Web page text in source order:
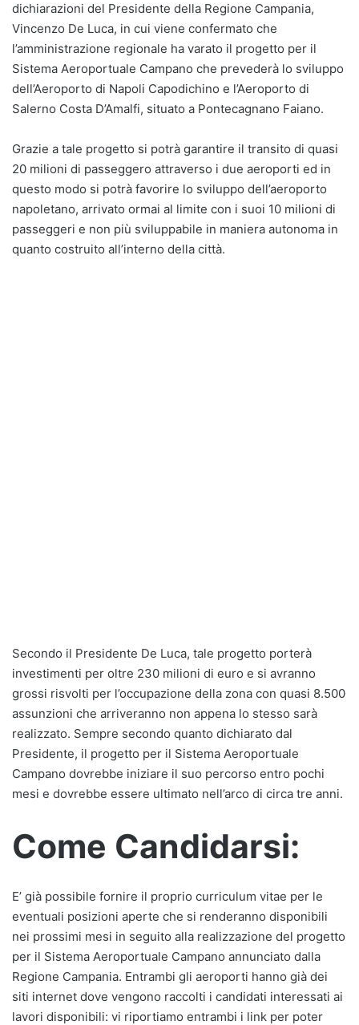
dichiarazioni del Presidente della Regione Campania,
Vincenzo De Luca, in cui viene confermato che
l’amministrazione regionale ha varato il progetto per il
Sistema Aeroportuale Campano che prevederà lo sviluppo
dell’Aeroporto di Napoli Capodichino e l’Aeroporto di
Salerno Costa D’Amalfi, situato a Pontecagnano Faiano.
Grazie a tale progetto si potrà garantire il transito di quasi
20 milioni di passeggero attraverso i due aeroporti ed in
questo modo si potrà favorire lo sviluppo dell’aeroporto
napoletano, arrivato ormai al limite con i suoi 10 milioni di
passeggeri e non più sviluppabile in maniera autonoma in
quanto costruito all’interno della città.
Secondo il Presidente De Luca, tale progetto porterà
investimenti per oltre 230 milioni di euro e si avranno
grossi risvolti per l’occupazione della zona con quasi 8.500
assunzioni che arriveranno non appena lo stesso sarà
realizzato. Sempre secondo quanto dichiarato dal
Presidente, il progetto per il Sistema Aeroportuale
Campano dovrebbe iniziare il suo percorso entro pochi
mesi e dovrebbe essere ultimato nell’arco di circa tre anni.
Come Candidarsi:
E’ già possibile fornire il proprio curriculum vitae per le
eventuali posizioni aperte che si renderanno disponibili
nei prossimi mesi in seguito alla realizzazione del progetto
per il Sistema Aeroportuale Campano annunciato dalla
Regione Campania. Entrambi gli aeroporti hanno già dei
siti internet dove vengono raccolti i candidati interessati ai
lavori disponibili: vi riportiamo entrambi i link per poter